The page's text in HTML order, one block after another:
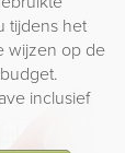
tijdens het
wijzen op de
inclusief